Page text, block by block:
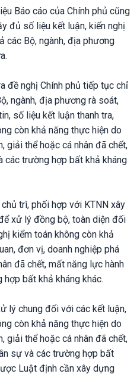
Báo cáo của Chính phủ cũng
đủ số liệu kết luận, kiến nghị
các Bộ, ngành, địa phương
đề nghị Chính phủ tiếp tục chỉ
ngành, địa phương rà soát,
số liệu kết luận thanh tra,
còn khả năng thực hiện do
giải thể hoặc cá nhân đã chết,
các trường hợp bất khả kháng
trì, phối hợp với KTNN xây
xử lý đồng bộ, toàn diện đối
kiểm toán không còn khả
đơn vị, doanh nghiệp phá
đã chết, mất năng lực hành
bất khả kháng khác.
lý chung đối với các kết luận,
còn khả năng thực hiện do
giải thể hoặc cá nhân đã chết,
sự và các trường hợp bất
Luật định cần xây dựng